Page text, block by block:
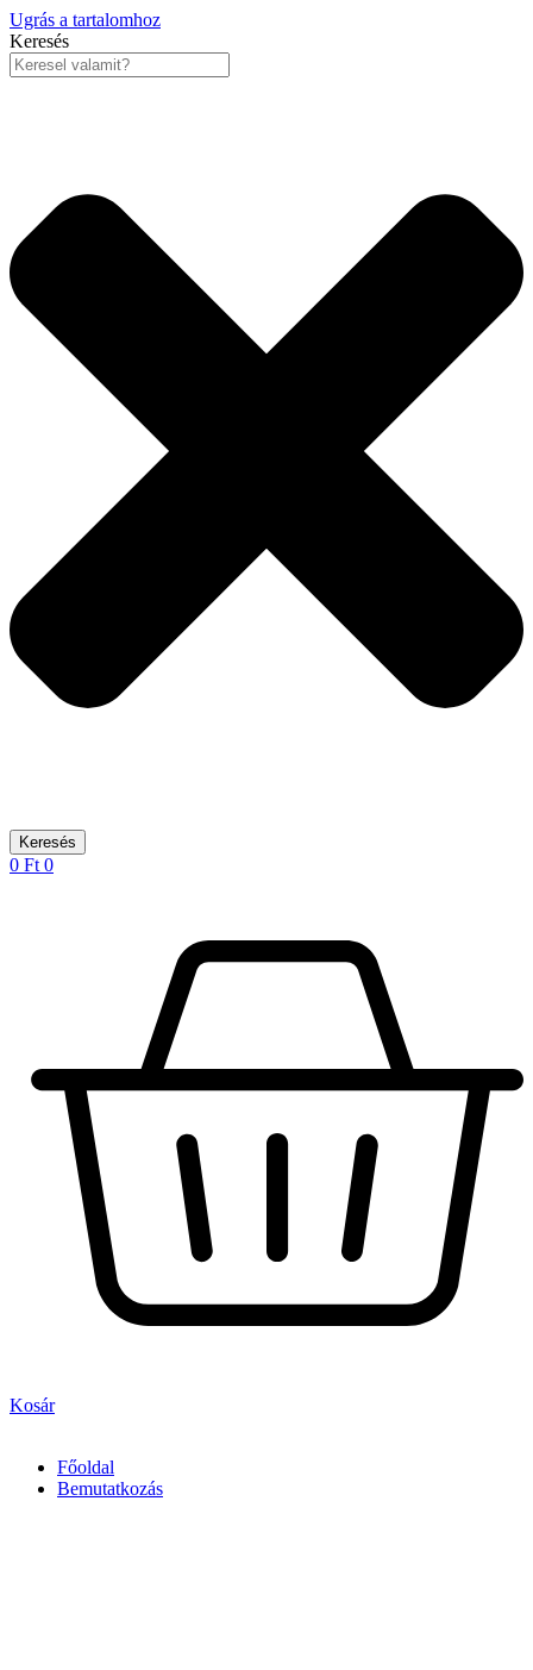
Ugrás a tartalomhoz
Keresés
Keresés
0 Ft 0
Kosár
Főoldal
Bemutatkozás